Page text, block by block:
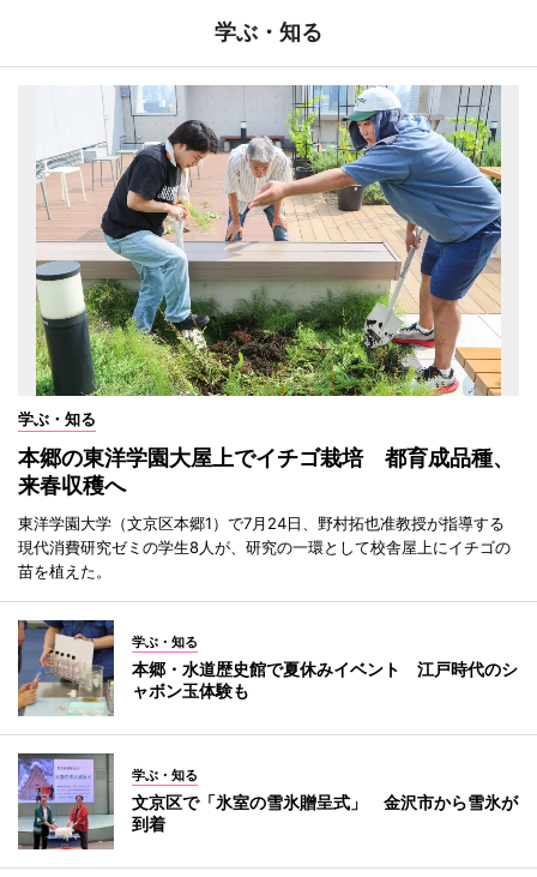
学ぶ・知る
学ぶ・知る
本郷の東洋学園大屋上でイチゴ栽培 都育成品種、
来春収穫へ
東洋学園大学（文京区本郷1）で7月24日、野村拓也准教授が指導する
現代消費研究ゼミの学生8人が、研究の一環として校舎屋上にイチゴの
苗を植えた。
学ぶ・知る
本郷・水道歴史館で夏休みイベント 江戸時代のシ
ャボン玉体験も
学ぶ・知る
文京区で「氷室の雪氷贈呈式」 金沢市から雪氷が
到着